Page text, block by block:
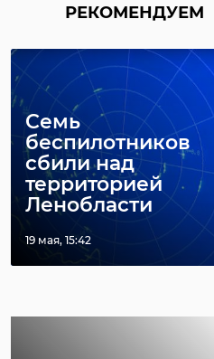
РЕКОМЕНДУЕМ
Семь
беспилотников
сбили над
территорией
Ленобласти
19 мая, 15:42
!видео велес
волховский район
Поделиться
РЕКОМЕНДУЕМ